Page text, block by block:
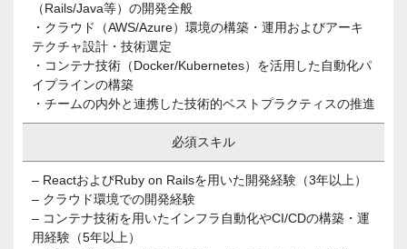
（Rails/Java等）の開発全般
・クラウド（AWS/Azure）環境の構築・運用およびアーキ
テクチャ設計・技術選定
・コンテナ技術（Docker/Kubernetes）を活用した自動化パ
イプラインの構築
・チームの内外と連携した技術的ベストプラクティスの推進
必須スキル
– ReactおよびRuby on Railsを用いた開発経験（3年以上）
– クラウド環境での開発経験
– コンテナ技術を用いたインフラ自動化やCI/CDの構築・運
用経験（5年以上）